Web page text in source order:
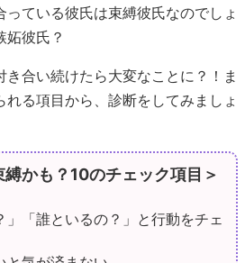
っている彼氏は束縛彼氏なのでしょ
妬彼氏？
合い続けたら大変なことに？！ま
る項目から、診断をしてみましょ
縛かも？10のチェック項目＞
「誰といるの？」と行動をチェ